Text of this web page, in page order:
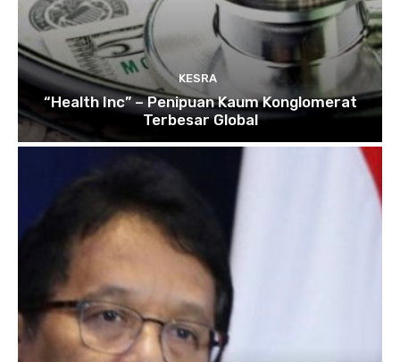
KESRA
“Health Inc” – Penipuan Kaum Konglomerat
Terbesar Global